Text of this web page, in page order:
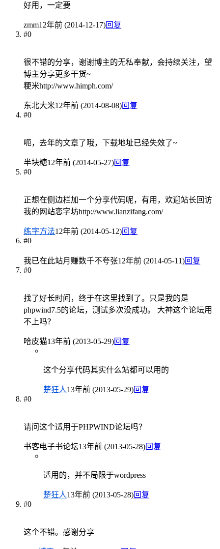
好用，一定要
zmm12年前 (2014-12-17)回复
#0
很不错的分享，谢谢博主的无私奉献，会持续关注，望
博主分享更多干货~
粳米http://www.himph.com/
东北大米12年前 (2014-08-08)回复
#0
呃，去年的文章了哦，下载地址已经失效了~
半块糖12年前 (2014-05-27)回复
#0
正想在侧边栏加一个分享代码呢，有用，欢迎站长回访
我的网站恋字坊http://www.lianzifang.com/
练字方法12年前 (2014-05-12)回复
#0
我已在此站月赚数千不夸张12年前 (2014-05-11)回复
#0
找了好长时间，终于在这里找到了。只是我的是
phpwind7.5的论坛，测试多次没成功。 大神这个论坛用
不上吗？
哈皮猫13年前 (2013-05-29)回复
这个分享代码其实什么站都可以用的
楚狂人13年前 (2013-05-29)回复
#0
请问这个适用于PHPWIND论坛吗？
书客电子书论坛13年前 (2013-05-28)回复
适用的，并不局限于wordpress
楚狂人13年前 (2013-05-28)回复
#0
这个不错。感谢分享